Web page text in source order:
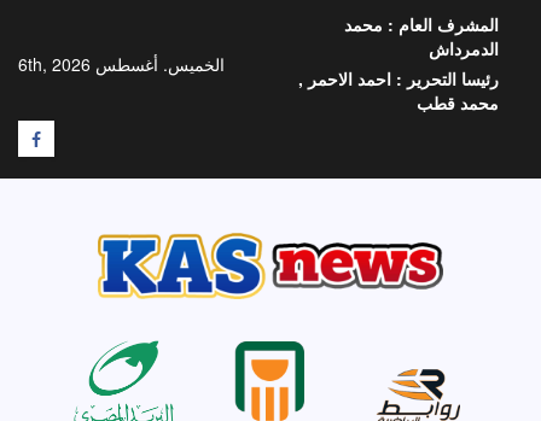
المحتوى
الخميس. أغسطس 6th, 2026
المشرف العام : محمد
الدمرداش
رئيسا التحرير : احمد الاحمر ,
محمد قطب
F